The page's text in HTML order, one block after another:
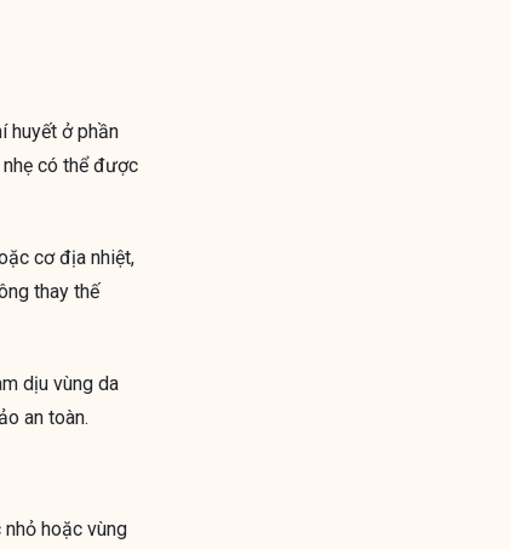
huyết ở phần
có thể được
cơ địa nhiệt,
thay thế
dịu vùng da
an toàn.
hoặc vùng